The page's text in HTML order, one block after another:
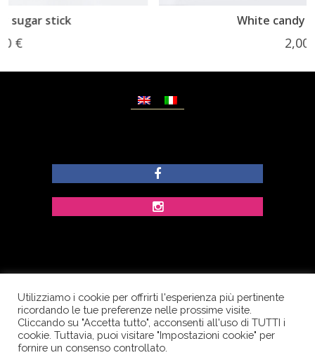
White candy sugar stick
© Copyright Dolcezze di Ferrentino A. - P.IVA
IT02609400656 - Tutti i diritti riservati.
Corso Palatucci, 65 - 84013 Cava de’ Tirreni (SA) -
Utilizziamo i cookie per offrirti l'esperienza più pertinente
ricordando le tue preferenze nelle prossime visite.
Cliccando su "Accetta tutto", acconsenti all'uso di TUTTI i
cookie. Tuttavia, puoi visitare "Impostazioni cookie" per
fornire un consenso controllato.